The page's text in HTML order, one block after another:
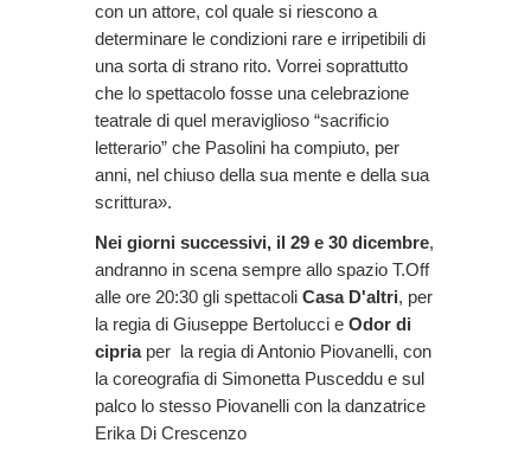
con un attore, col quale si riescono a
determinare le condizioni rare e irripetibili di
una sorta di strano rito. Vorrei soprattutto
che lo spettacolo fosse una celebrazione
teatrale di quel meraviglioso “sacrificio
letterario” che Pasolini ha compiuto, per
anni, nel chiuso della sua mente e della sua
scrittura».
Nei giorni successivi, il 29 e 30 dicembre,
andranno in scena sempre allo spazio T.Off
alle ore 20:30 gli spettacoli Casa D'altri, per
la regia di Giuseppe Bertolucci e Odor di
cipriaper la regia di Antonio Piovanelli, con
la coreografia di Simonetta Pusceddu e sul
palco lo stesso Piovanelli con la danzatrice
Erika Di Crescenzo